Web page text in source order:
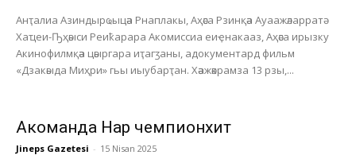
Анҭалиа Азиндырҩыцәа Рнаплакы, Аҳәса Рзинқәа Ауаажәларратә
Хаҵеи-Ҧҳәыси Реиҟарара Акомиссиа еиҿнакааз, Аҳәса ирызку
Акинофилмқәа цәыргара иҭагӡаны, адокументард фильм
«Дзакәыда Миҳри» гьы иыубарҭан. Хәажәкрамза 13 рзы,...
Акоманда Нарҭ чемпионхит
Jineps Gazetesi - 15 Nisan 2025